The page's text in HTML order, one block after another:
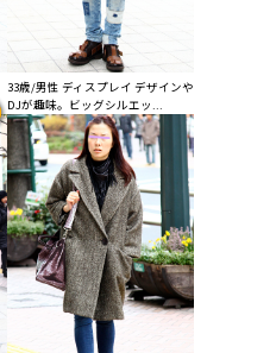
33歳/男性 ディスプレイ デザインや
DJが趣味。ビッグシルエッ...